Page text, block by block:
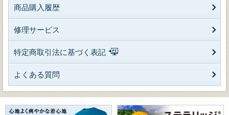
商品購入履歴
修理サービス
特定商取引法に基づく表記
よくある質問